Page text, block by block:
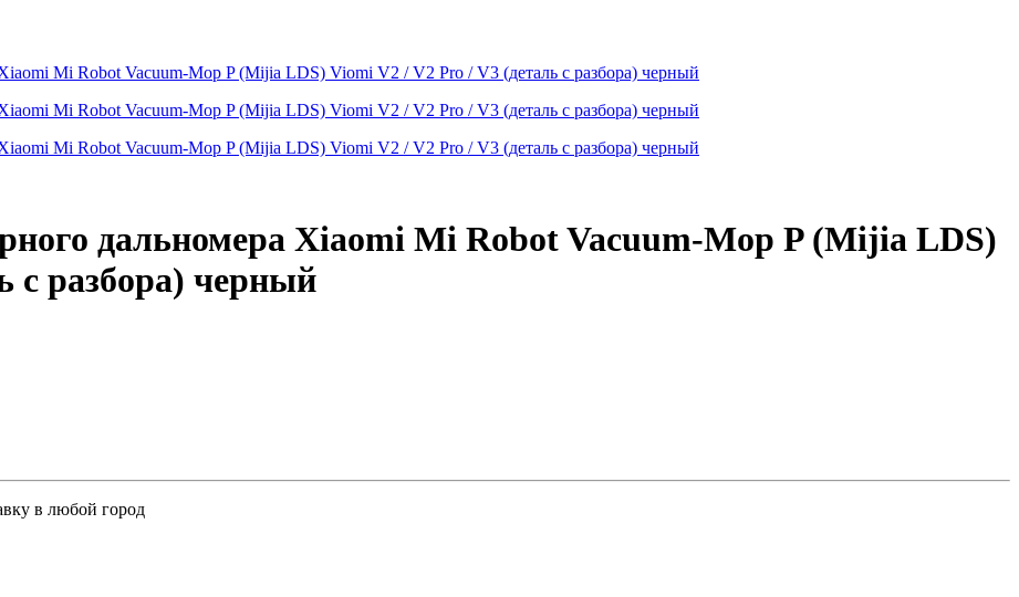
дальномера Xiaomi Mi Robot Vacuum-Mop P (Mijia LDS)
с разбора) черный
в любой город